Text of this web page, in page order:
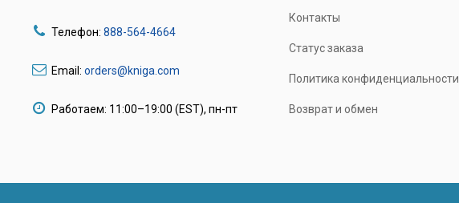
Телефон: 888-564-4664
Email: orders@kniga.com
Работаем: 11:00–19:00 (EST), пн-пт
Контакты
Статус заказа
Политика конфиденциальности
Возврат и обмен